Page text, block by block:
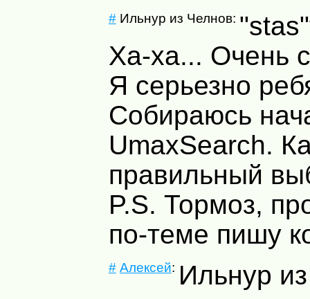
#Ильнур из Челнов:
Ха-ха... Очень
Я серьезно
Собираюсь
UmaxSearch.
правильный
P.S. Тормоз,
по-теме пишу
# Алексей: Ильнур